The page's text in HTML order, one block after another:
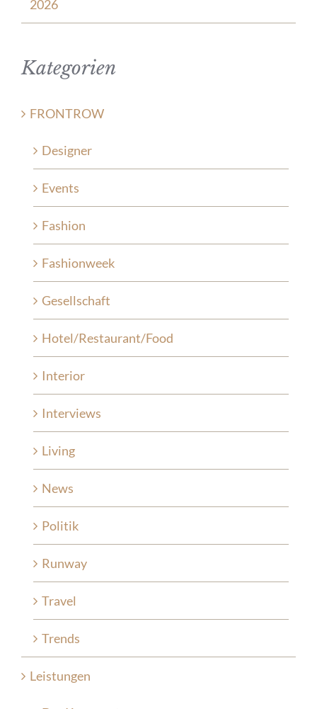
2026
Kategorien
FRONTROW
Designer
Events
Fashion
Fashionweek
Gesellschaft
Hotel/Restaurant/Food
Interior
Interviews
Living
News
Politik
Runway
Travel
Trends
Leistungen